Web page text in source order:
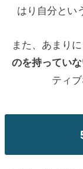
はり自分とい
また、あまり
のを持っていな
ティ